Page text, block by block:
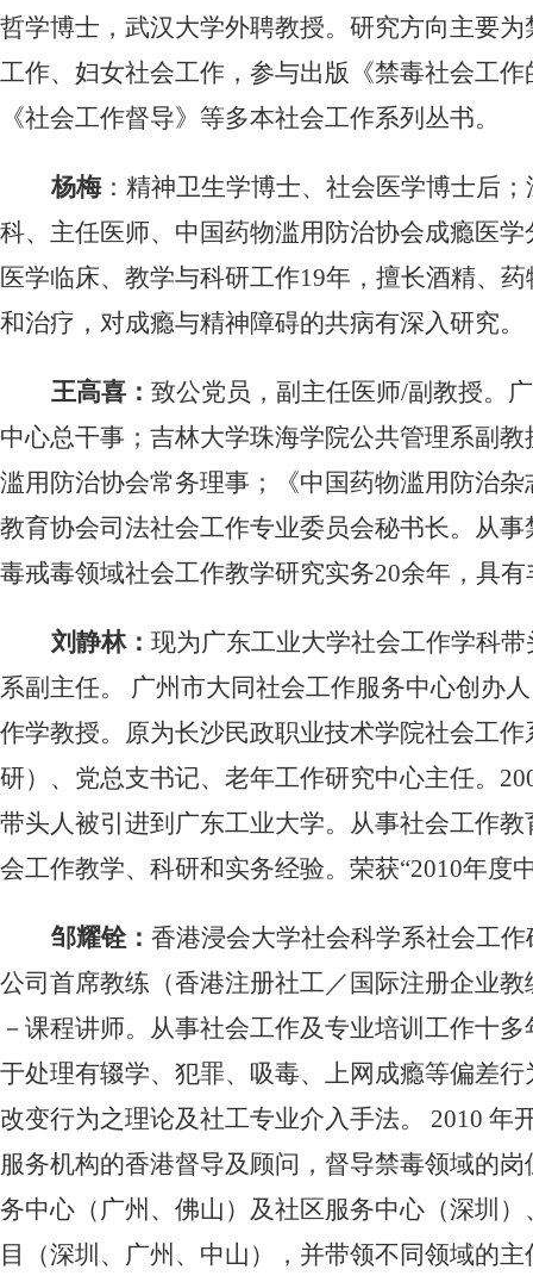
哲学博士，武汉大学外聘教授。研究方向主要
工作、妇女社会工作，参与出版《禁毒社会工作
《社会工作督导》等多本社会工作系列丛书。
杨梅：精神卫生学博士、社会医学博士后
科、主任医师、中国药物滥用防治协会成瘾医
医学临床、教学与科研工作19年，擅长酒精、
和治疗，对成瘾与精神障碍的共病有深入研究。
王高喜： 致公党员，副主任医师/副教授。
中心总干事；吉林大学珠海学院公共管理系副教
滥用防治协会常务理事；《中国药物滥用防治
教育协会司法社会工作专业委员会秘书长。从
毒戒毒领域社会工作教学研究实务20余年，具
刘静林： 现为广东工业大学社会工作学科
系副主任。 广州市大同社会工作服务中心创办
作学教授。原为长沙民政职业技术学院社会工
研）、党总支书记、老年工作研究中心主任。
带头人被引进到广东工业大学。从事社会工作教
会工作教学、科研和实务经验。荣获“2010年度
邹耀铨： 香港浸会大学社会科学系社会工
公司首席教练（香港注册社工／国际注册企业
－课程讲师。从事社会工作及专业培训工作十
于处理有辍学、犯罪、吸毒、上网成瘾等偏差
改变行为之理论及社工专业介入手法。
2010 年
服务机构的香港督导及顾问，督导禁毒领域的
务中心（广州、佛山）及社区服务中心（深圳
目（深圳、广州、中山），并带领不同领域的